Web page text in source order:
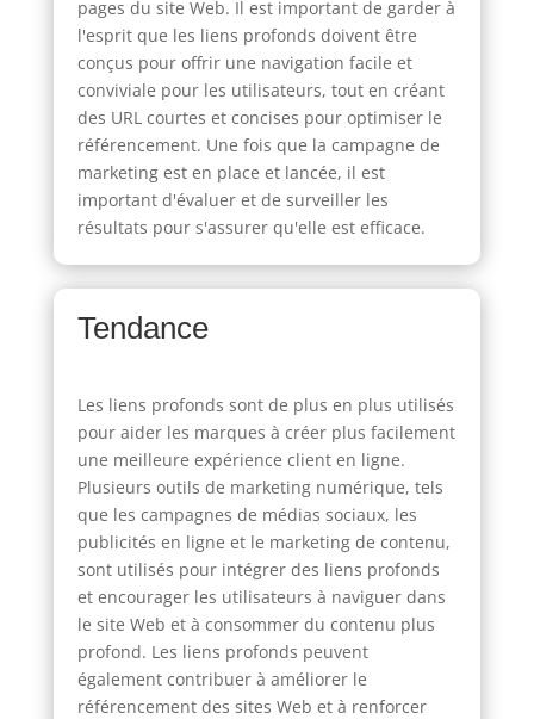
pages du site Web. Il est important de garder à
l'esprit que les liens profonds doivent être
conçus pour offrir une navigation facile et
conviviale pour les utilisateurs, tout en créant
des URL courtes et concises pour optimiser le
référencement. Une fois que la campagne de
marketing est en place et lancée, il est
important d'évaluer et de surveiller les
résultats pour s'assurer qu'elle est efficace.
Tendance
Les liens profonds sont de plus en plus utilisés
pour aider les marques à créer plus facilement
une meilleure expérience client en ligne.
Plusieurs outils de marketing numérique, tels
que les campagnes de médias sociaux, les
publicités en ligne et le marketing de contenu,
sont utilisés pour intégrer des liens profonds
et encourager les utilisateurs à naviguer dans
le site Web et à consommer du contenu plus
profond. Les liens profonds peuvent
également contribuer à améliorer le
référencement des sites Web et à renforcer